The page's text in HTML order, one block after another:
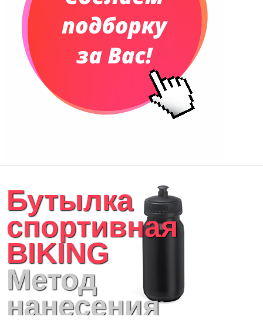
Бутылка
спортивная
BIKING
Метод
нанесения